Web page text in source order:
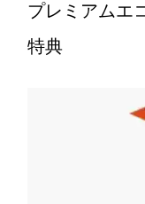
プレミアムエ
特典